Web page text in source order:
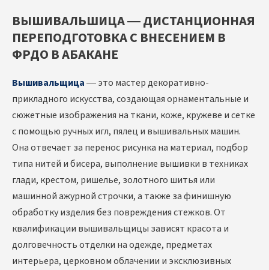
ВЫШИВАЛЬШИЦА — ДИСТАНЦИОННАЯ
ПЕРЕПОДГОТОВКА С ВНЕСЕНИЕМ В
ФРДО В АБАКАНЕ
Вышивальщица— это мастер декоративно-
прикладного искусства, создающая орнаментальные и
сюжетные изображения на ткани, коже, кружеве и сетке
с помощью ручных игл, пялец и вышивальных машин.
Она отвечает за перенос рисунка на материал, подбор
типа нитей и бисера, выполнение вышивки в техниках
глади, крестом, ришелье, золотного шитья или
машинной ажурной строчки, а также за финишную
обработку изделия без повреждения стежков. От
квалификации вышивальщицы зависят красота и
долговечность отделки на одежде, предметах
интерьера, церковном облачении и эксклюзивных